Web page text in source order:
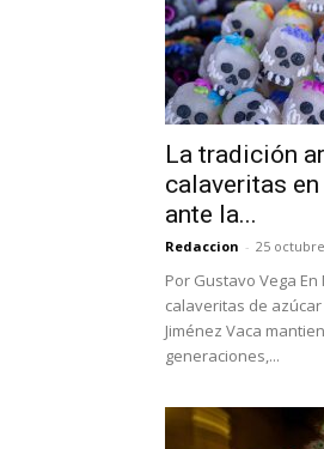
La tradición
calaveritas
ante la...
Redaccion - 25
Por Gustavo Vega
calaveritas de
Jiménez Vaca
generaciones,...